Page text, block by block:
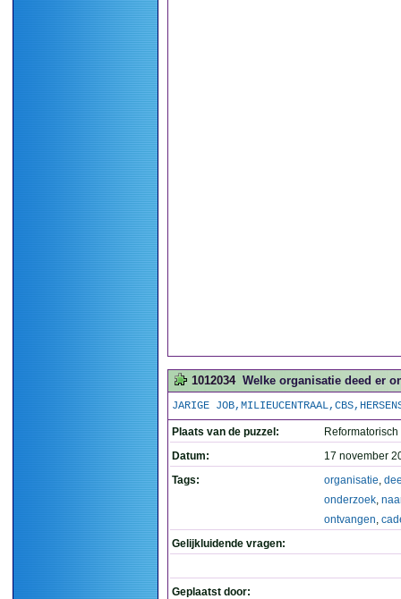
1012034 Welke organisatie deed er
JARIGE
Plaats van de puzzel:
Datum:
17 november
Tags:
organisatie,
onderzoek,
ontvangen,
Gelijkluidende vragen:
Geplaatst door: